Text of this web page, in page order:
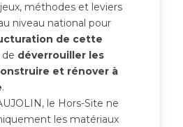
méthodes et leviers
niveau national pour
de cette
déverrouiller les
et rénover à
.
le Hors-Site ne
les matériaux